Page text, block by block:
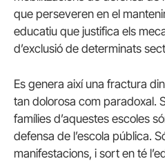
que perseveren en el
educatiu que justifica els
d’exclusió de determinats
Es genera així una fractura
tan dolorosa com paradoxal.
famílies d’aquestes escoles
defensa de l’escola pública.
manifestacions, i sort en té